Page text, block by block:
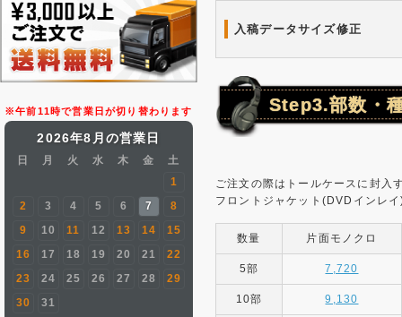
※午前11時で営業日が切り替わります
2026年8月の営業日
日 月 火 水 木 金
土
1
2
3 4 5 6 7
8
9
10 11 12 13 14
15
16
17 18 19 20 21
22
23
24 25 26 27 28
29
30
31
入稿データサイズ修正
Step3.部数・
ご注文の際はトールケースに封入
フロントジャケット(DVDインレ
数量 片面モノクロ
5部 7,720
10部 9,130